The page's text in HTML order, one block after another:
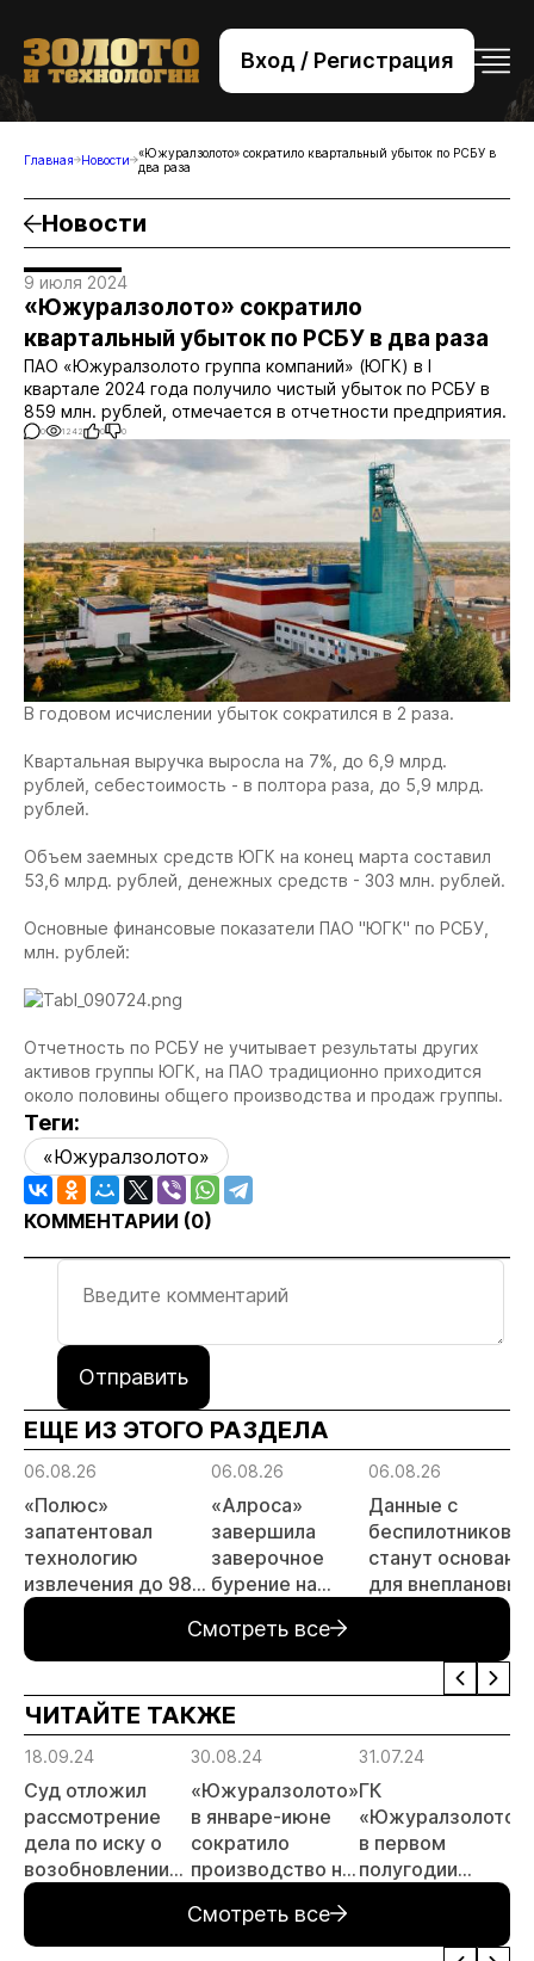
Вход / Регистрация
+7 (495) 221-76-32
bsv@zolteh.ru
Главная Новости «Южуралзолото» сократило квартальный убыток по РСБУ в
два раза
Новости
9 июля 2024
«Южуралзолото» сократило
квартальный убыток по РСБУ в два раза
ПАО «Южуралзолото группа компаний» (ЮГК) в I
квартале 2024 года получило чистый убыток по РСБУ в
859 млн. рублей, отмечается в отчетности предприятия.
0 1242 0 0
В годовом исчислении убыток сократился в 2 раза.
Квартальная выручка выросла на 7%, до 6,9 млрд.
рублей, себестоимость - в полтора раза, до 5,9 млрд.
рублей.
Объем заемных средств ЮГК на конец марта составил
53,6 млрд. рублей, денежных средств - 303 млн. рублей.
Основные финансовые показатели ПАО "ЮГК" по РСБУ,
млн. рублей:
Отчетность по РСБУ не учитывает результаты других
активов группы ЮГК, на ПАО традиционно приходится
около половины общего производства и продаж группы.
Теги:
«Южуралзолото»
КОММЕНТАРИИ (0)
Отправить
ЕЩЕ ИЗ ЭТОГО РАЗДЕЛА
06.08.26
«Полюс»
запатентовал
технологию
извлечения до 98%
золота из
металлургического
шлака
06.08.26
«Алроса»
завершила
заверочное
бурение на
месторождении
Дегдекан
06.08.26
Данные с
беспилотников
станут
для внеплановых
Смотреть все
ЧИТАЙТЕ ТАКЖЕ
18.09.24
Суд отложил
рассмотрение
дела по иску о
возобновлении
работы карьеров
«Южуралзолота»
30.08.24
«Южуралзолото»
в январе-июне
сократило
производство на
31.07.24
ГК
«Южуралзолото»
в первом
полугодии
получила 1 млрд.
прибыли
Смотреть все